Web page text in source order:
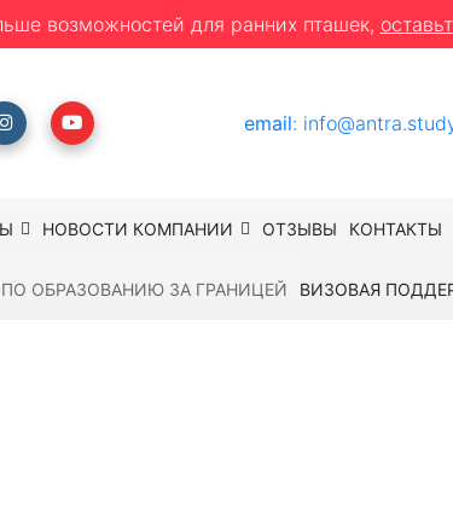
возможностей для ранних пташек,
email:
НОВОСТИ КОМПАНИИ ОТЗЫВЫ КОНТАКТЫ
ОБРАЗОВАНИЮ ЗА ГРАНИЦЕЙ ВИЗОВАЯ